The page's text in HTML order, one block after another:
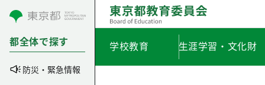
コンテンツにスキップ
都全体で探す
防災・緊急情報
学校教育 生涯学習・文化財